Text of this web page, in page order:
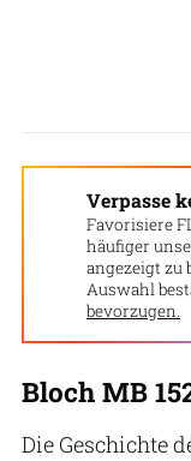
Verpasse
Favorisiere
häufiger
angezeigt zu
Auswahl
bevorzugen.
Bloch MB
Die Geschichte